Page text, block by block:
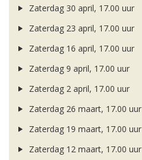
Zaterdag 30 april, 17.00 uur
Zaterdag 23 april, 17.00 uur
Zaterdag 16 april, 17.00 uur
Zaterdag 9 april, 17.00 uur
Zaterdag 2 april, 17.00 uur
Zaterdag 26 maart, 17.00 uur
Zaterdag 19 maart, 17.00 uur
Zaterdag 12 maart, 17.00 uur